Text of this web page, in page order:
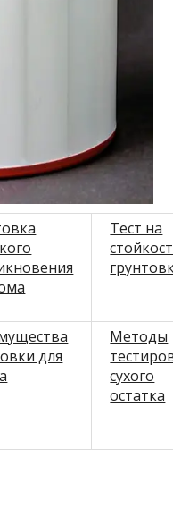
Тест на
для
Методы
сухого
остатка